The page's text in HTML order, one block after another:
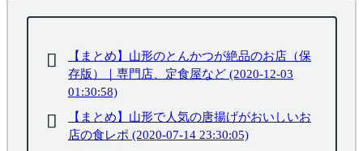
【まとめ】山形のとんかつが絶品のお店（保
存版）｜専門店、定食屋など (2020-12-03
01:30:58)
【まとめ】山形で人気の唐揚げがおいしいお
店の食レポ (2020-07-14 23:30:05)